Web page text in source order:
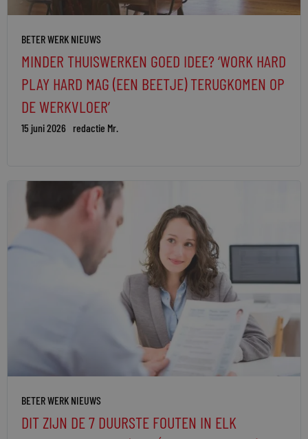
BETER WERK NIEUWS
MINDER THUISWERKEN GOED IDEE? ‘WORK HARD
PLAY HARD MAG (EEN BEETJE) TERUGKOMEN OP
DE WERKVLOER’
15 juni 2026 redactie Mr.
BETER WERK NIEUWS
DIT ZIJN DE 7 DUURSTE FOUTEN IN ELK